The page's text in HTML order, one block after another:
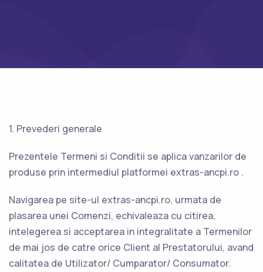
1. Prevederi generale
Prezentele Termeni si Conditii se aplica vanzarilor de
produse prin intermediul platformei extras-ancpi.ro .
Navigarea pe site-ul extras-ancpi.ro, urmata de
plasarea unei Comenzi, echivaleaza cu citirea,
intelegerea si acceptarea in integralitate a Termenilor
de mai jos de catre orice Client al Prestatorului, avand
calitatea de Utilizator/ Cumparator/ Consumator.